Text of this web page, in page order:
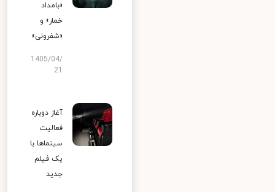
«بامداد
خمار» و
«شفرونی»
1405/04/
آغاز دوباره
فعالیت
سینماها با
یک فیلم
جدید